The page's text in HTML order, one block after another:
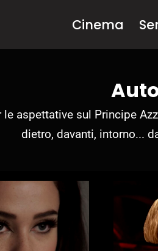
Cinema
le aspettative sul Principe
dietro, davanti, intorno...